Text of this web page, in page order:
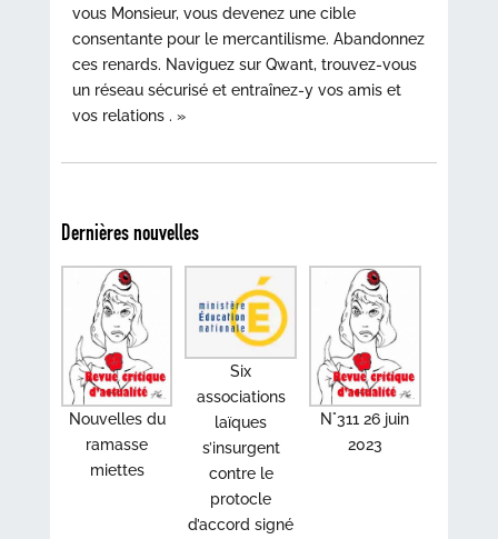
vous Monsieur, vous devenez une cible
consentante pour le mercantilisme. Abandonnez
ces renards. Naviguez sur Qwant, trouvez-vous
un réseau sécurisé et entraînez-y vos amis et
vos relations . »
Dernières nouvelles
Nouvelles du
ramasse
miettes
Six
associations
laïques
s’insurgent
contre le
protocle
d’accord signé
N°311 26 juin
2023